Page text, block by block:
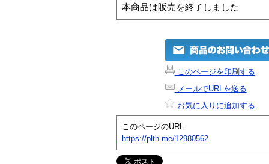
本商品は販売を終了しました
このページを印刷する
メールでURLを送る
お気に入りに追加する
このページのURL
https://plth.me/12980562